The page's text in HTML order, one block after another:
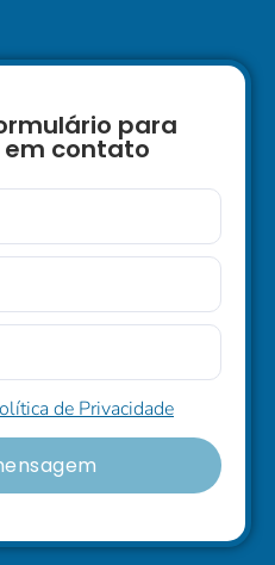
para
contato
de Privacidade